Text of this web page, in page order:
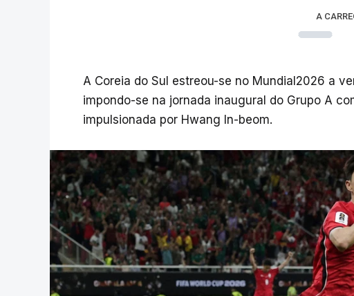
A
A Coreia do Sul estreou-se no Mundial2026 a
impondo-se na jornada inaugural do Grupo A
impulsionada por Hwang In-beom.